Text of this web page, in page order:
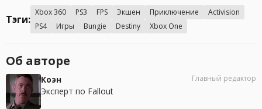
Тэги:
Xbox 360 PS3 FPS Экшен Приключение
Activision
PS4
Игры Bungie Destiny Xbox One
Об авторе
Коэн
Эксперт по Fallout
Главный редактор